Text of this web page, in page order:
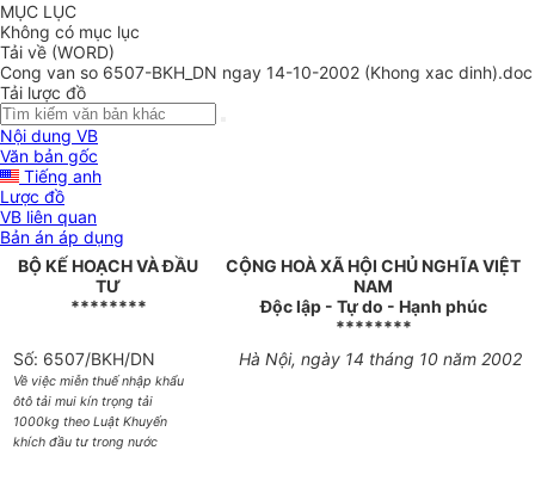
MỤC LỤC
Không có mục lục
Tải về (WORD)
Cong van so 6507-BKH_DN ngay 14-10-2002 (Khong xac dinh).doc
Tải lược đồ
Nội dung VB
Văn bản gốc
Tiếng anh
Lược đồ
VB liên quan
Bản án áp dụng
BỘ KẾ HOẠCH VÀ ĐẦU
TƯ
********
CỘNG HOÀ XÃ HỘI CHỦ NGHĨA VIỆT
NAM
Độc lập - Tự do - Hạnh phúc
********
Số: 6507/BKH/DN
Về việc miễn thuế nhập khẩu
ôtô tải mui kín trọng tải
1000kg theo Luật Khuyến
khích đầu tư trong nước
Hà Nội, ngày 14 tháng 10 năm 2002